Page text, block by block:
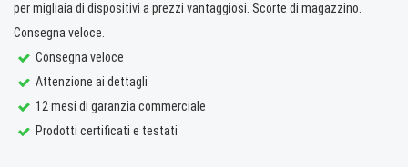
per migliaia di dispositivi a prezzi vantaggiosi. Scorte di magazzino.
Consegna veloce.
Consegna veloce
Attenzione ai dettagli
12 mesi di garanzia commerciale
Prodotti certificati e testati